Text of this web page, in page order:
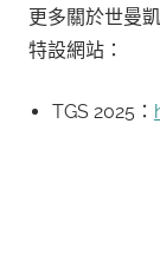
更多關於世曼
特設網站：
TGS 2025：